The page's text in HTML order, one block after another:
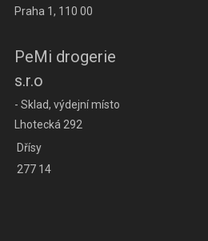
Praha 1, 110 00
PeMi drogerie
s.r.o
- Sklad, výdejní místo
Lhotecká 292
Dřísy
277 14